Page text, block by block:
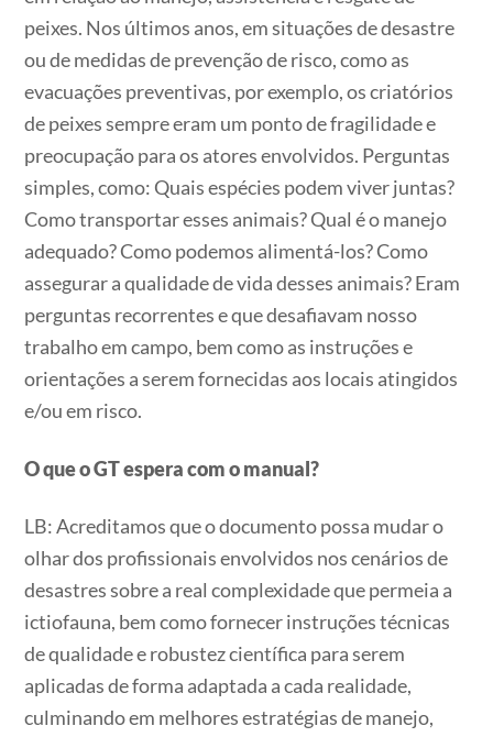
peixes. Nos últimos anos, em situações de desastre
ou de medidas de prevenção de risco, como as
evacuações preventivas, por exemplo, os criatórios
de peixes sempre eram um ponto de fragilidade e
preocupação para os atores envolvidos. Perguntas
simples, como: Quais espécies podem viver juntas?
Como transportar esses animais? Qual é o manejo
adequado? Como podemos alimentá-los? Como
assegurar a qualidade de vida desses animais? Eram
perguntas recorrentes e que desafiavam nosso
trabalho em campo, bem como as instruções e
orientações a serem fornecidas aos locais atingidos
e/ou em risco.
O que o GT espera com o manual?
LB: Acreditamos que o documento possa mudar o
olhar dos profissionais envolvidos nos cenários de
desastres sobre a real complexidade que permeia a
ictiofauna, bem como fornecer instruções técnicas
de qualidade e robustez científica para serem
aplicadas de forma adaptada a cada realidade,
culminando em melhores estratégias de manejo,